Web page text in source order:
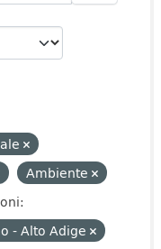
Ambiente
- Alto Adige